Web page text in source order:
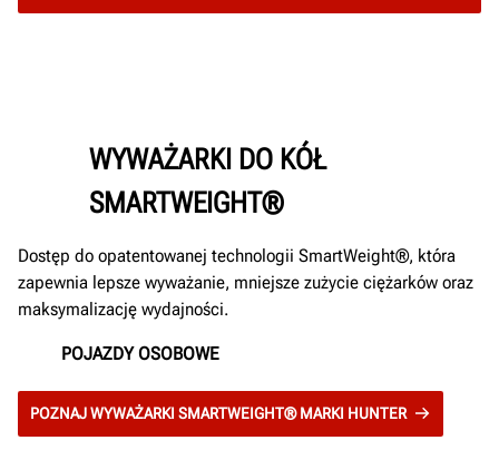
WYWAŻARKI DO KÓŁ
SMARTWEIGHT®
Dostęp do opatentowanej technologii SmartWeight®, która
zapewnia lepsze wyważanie, mniejsze zużycie ciężarków oraz
maksymalizację wydajności.
POJAZDY OSOBOWE
POZNAJ WYWAŻARKI SMARTWEIGHT® MARKI HUNTER